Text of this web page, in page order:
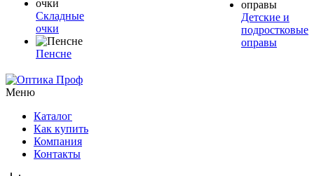
Складные
очки
Пенсне
Детские и
подростковые
оправы
Меню
Каталог
Как купить
Компания
Контакты